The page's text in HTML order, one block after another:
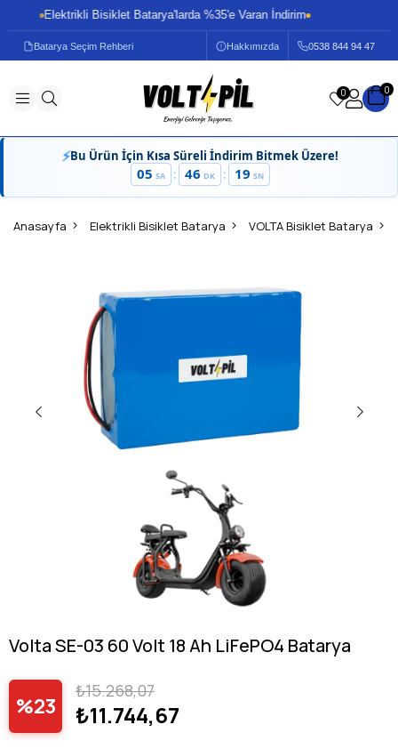
Elektrikli Bisiklet Batarya'larda %35'e Varan İndirim
Batarya Seçim Rehberi Hakkımızda 0538 844 94 47
0 0
⚡Bu Ürün İçin Kısa Süreli İndirim Bitmek Üzere!
05 SA : 46 DK : 19 SN
Anasayfa Elektrikli Bisiklet Batarya VOLTA Bisiklet Batarya
Volta SE-03 60 Volt 18 Ah LiFePO4 Batarya
23
₺15.268,07
₺11.744,67